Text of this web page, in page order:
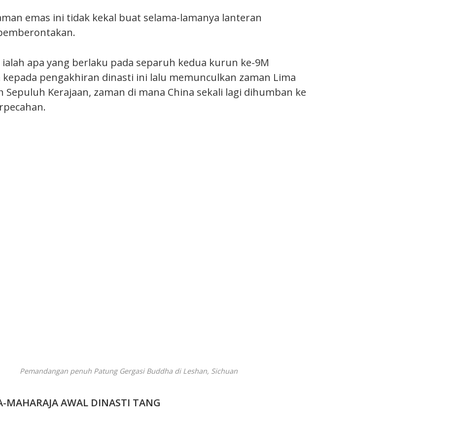
emas ini tidak kekal buat selama-lamanya lanteran
apa yang berlaku pada separuh kedua kurun ke-9M
kepada pengakhiran dinasti ini lalu memunculkan zaman Lima
Sepuluh Kerajaan, zaman di mana China sekali lagi dihumban ke
Pemandangan penuh Patung Gergasi Buddha di Leshan, Sichuan
MAHARAJA AWAL DINASTI TANG